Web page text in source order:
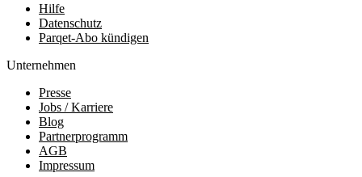
Hilfe
Datenschutz
Parqet-Abo kündigen
Unternehmen
Presse
Jobs / Karriere
Blog
Partnerprogramm
AGB
Impressum